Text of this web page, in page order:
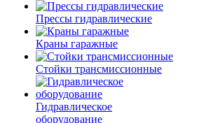
Прессы гидравлические
Краны гаражные
Стойки трансмиссионные
Гидравлическое
оборудование